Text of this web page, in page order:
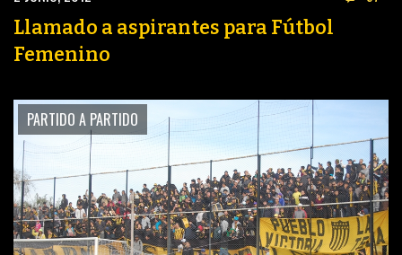
Llamado a aspirantes para Fútbol
Femenino
PARTIDO A PARTIDO